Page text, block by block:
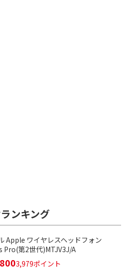
り込む
む
グ機能で絞り込む
ンキング
Apple ワイヤレスヘッドフォン
Pro(第2世代)MTJV3J/A
3,979ポイント